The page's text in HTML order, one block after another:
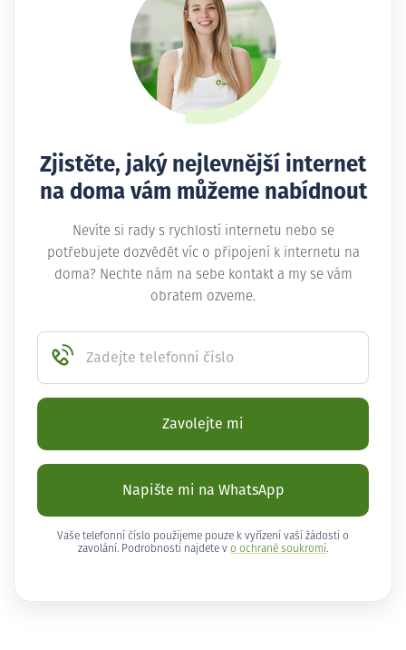
Zjistěte, jaký nejlevnější internet
na doma vám můžeme nabídnout
Nevíte si rady s rychlostí internetu nebo se
potřebujete dozvědět víc o připojení k internetu na
doma? Nechte nám na sebe kontakt a my se vám
obratem ozveme.
Zadejte telefonní číslo
Zavolejte mi
Napište mi na WhatsApp
Vaše telefonní číslo použijeme pouze k vyřízení vaší žádosti o
zavolání. Podrobnosti najdete v o ochraně soukromí .